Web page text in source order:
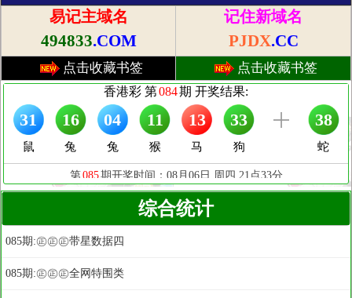
易记主域名
494833.COM
记住新域名
PJDX.CC
点击收藏书签 点击收藏书签
综合统计
085期:㊣㊣㊣带星数据四
085期:㊣㊣㊣全网特围类